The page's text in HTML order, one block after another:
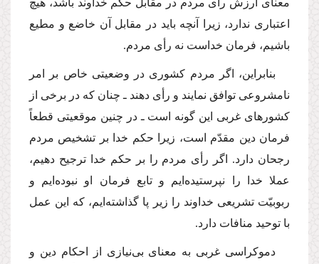
معناى ارزش رأى مردم در مقابل حكم خداوند باشد، هیچ
اعتبارى ندارد، زیرا آنچه باید در مقابل آن خاضع و مطیع
باشیم، فرمان خداست نه رأى مردم.
بنابراین، اگر مردم كشورى در وضعیتى خاص بر امر
نامشروعى توافق نمایند و رأى دهند ـ چنان كه در برخى از
كشورهاى غربى این گونه است ـ در چنین موقعیتى قطعاً
فرمان دین مقدّم است، زیرا حكم خدا بر تشخیص مردم
رجحان دارد. اگر رأى مردم را بر حكم خدا ترجیح دهیم،
عملا خدا را نپرستیده‌ایم و تابع فرمان او نبوده‌ایم و
ربوبیّت تشریعى خداوند را زیر پا گذاشته‌ایم، كه این عمل
با توحید منافات دارد.
دموكراسى غربى به معناى بى‌نیازى از احكام دین و